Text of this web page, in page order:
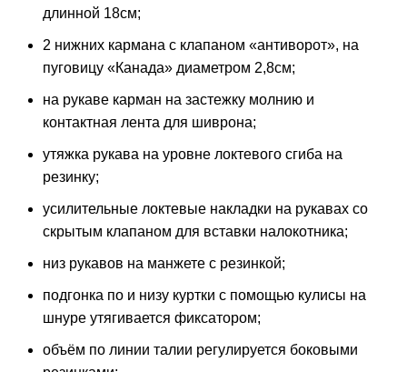
длинной 18см;
2 нижних кармана с клапаном «антиворот», на
пуговицу «Канада» диаметром 2,8см;
на рукаве карман на застежку молнию и
контактная лента для шиврона;
утяжка рукава на уровне локтевого сгиба на
резинку;
усилительные локтевые накладки на рукавах со
скрытым клапаном для вставки налокотника;
низ рукавов на манжете с резинкой;
подгонка по и низу куртки с помощью кулисы на
шнуре утягивается фиксатором;
объём по линии талии регулируется боковыми